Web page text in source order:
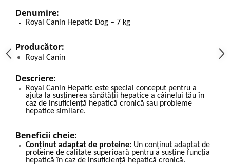
Denumire:
Royal Canin Hepatic Dog – 7 kg
Producător:
Royal Canin
Descriere:
Royal Canin Hepatic este special conceput pentru a
ajuta la susţinerea sănătăţii hepatice a câinelui tău în
caz de insuficienţă hepatică cronică sau probleme
hepatice similare.
Beneficii cheie:
Conţinut adaptat de proteine: Un conţinut adaptat de
proteine de calitate superioară pentru a susţine funcţia
hepatică în caz de insuficienţă hepatică cronică.